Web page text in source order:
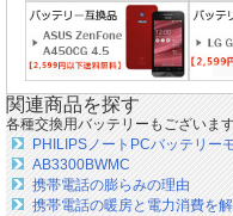
関連商品を探す
各種交換用バッテリーもございます
PHILIPSノートPCバッテリー
AB3300BWMC
携帯電話の膨らみの理由
携帯電話の暖房と電力消費を